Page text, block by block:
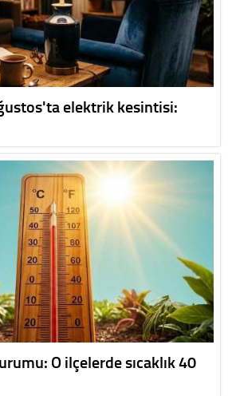
elektrik kesintisi:
O ilçelerde sıcaklık 40